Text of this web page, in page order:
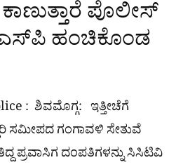
ಕಾಣುತ್ತಾರೆ ಪೊಲೀಸ್
ಎಸ್​ಪಿ ಹಂಚಿಕೊಂಡ
: ಶಿವಮೊಗ್ಗ: ಇತ್ತೀಚೆಗೆ
ಸಮೀಪದ ಗಂಗಾವಳಿ ಸೇತುವೆ
ಪ್ರವಾಸಿಗ ದಂಪತಿಗಳನ್ನು ಸಿಸಿಟಿವಿ